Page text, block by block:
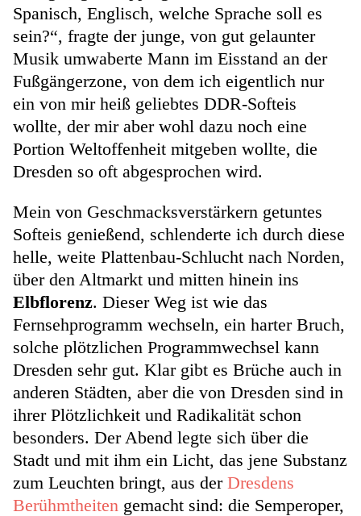
Spanisch, Englisch, welche Sprache soll es
sein?“, fragte der junge, von gut gelaunter
Musik umwaberte Mann im Eisstand an der
Fußgängerzone, von dem ich eigentlich nur
ein von mir heiß geliebtes DDR-Softeis
wollte, der mir aber wohl dazu noch eine
Portion Weltoffenheit mitgeben wollte, die
Dresden so oft abgesprochen wird.
Mein von Geschmacksverstärkern getuntes
Softeis genießend, schlenderte ich durch diese
helle, weite Plattenbau-Schlucht nach Norden,
über den Altmarkt und mitten hinein ins
Elbflorenz. Dieser Weg ist wie das
Fernsehprogramm wechseln, ein harter Bruch,
solche plötzlichen Programmwechsel kann
Dresden sehr gut. Klar gibt es Brüche auch in
anderen Städten, aber die von Dresden sind in
ihrer Plötzlichkeit und Radikalität schon
besonders. Der Abend legte sich über die
Stadt und mit ihm ein Licht, das jene Substanz
zum Leuchten bringt, aus der Dresdens
Berühmtheiten gemacht sind: die Semperoper,